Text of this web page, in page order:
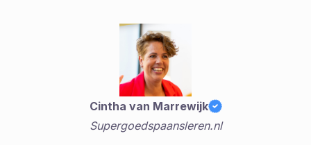
Cintha van Marrewijk
Supergoedspaansleren.nl